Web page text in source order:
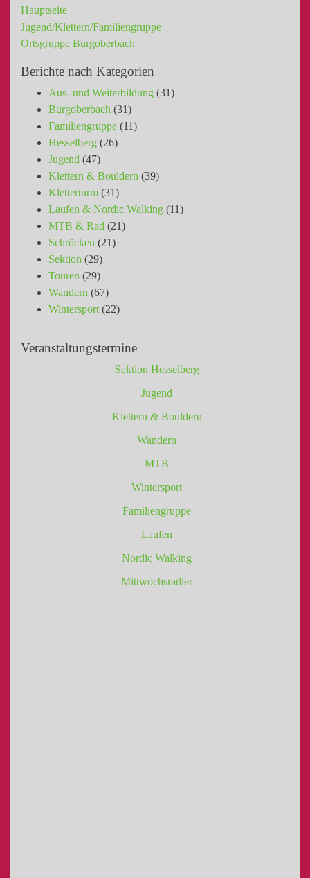
Hauptseite
Jugend/Klettern/Familiengruppe
Ortsgruppe Burgoberbach
Berichte nach Kategorien
Aus- und Weiterbildung (31)
Burgoberbach (31)
Familiengruppe (11)
Hesselberg (26)
Jugend (47)
Klettern & Bouldern (39)
Kletterturm (31)
Laufen & Nordic Walking (11)
MTB & Rad (21)
Schröcken (21)
Sektion (29)
Touren (29)
Wandern (67)
Wintersport (22)
Veranstaltungstermine
Sektion Hesselberg
Jugend
Klettern & Bouldern
Wandern
MTB
Wintersport
Familiengruppe
Laufen
Nordic Walking
Mittwochsradler